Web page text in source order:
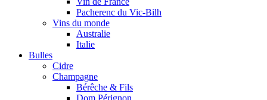
Pacherenc du Vic-Bilh
Vins du monde
Australie
Italie
Bulles
Cidre
Champagne
Bérêche & Fils
Dom Pérignon